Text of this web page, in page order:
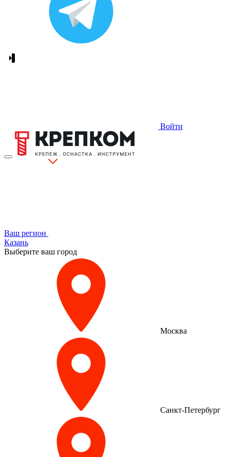
Войти
Ваш регион
Казань
Выберите ваш город
Москва
Санкт-Петербург